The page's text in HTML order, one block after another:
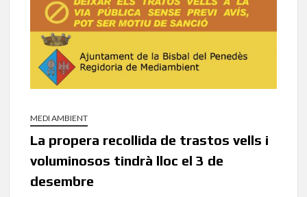
MEDI AMBIENT
La propera recollida de trastos vells i
voluminosos tindrà lloc el 3 de
desembre